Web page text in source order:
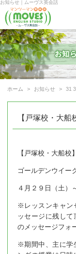
お知らせ｜ムーヴス英会話
ホーム お知らせ 31
【戸塚校・大
【戸塚校・大船校】
ゴールデンウイー
４月２９日（土）
※レッスンキャン
ッセージに残して
のメッセージフォ
※期間中、主に学